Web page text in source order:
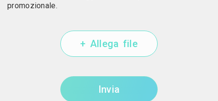
promozionale.
+ Allega file
Invia